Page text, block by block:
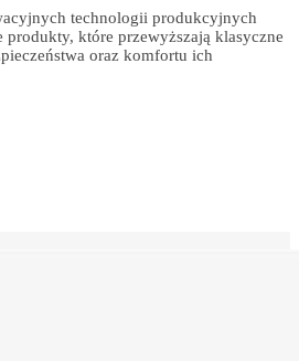
technologii produkcyjnych
które przewyższają klasyczne
oraz komfortu ich